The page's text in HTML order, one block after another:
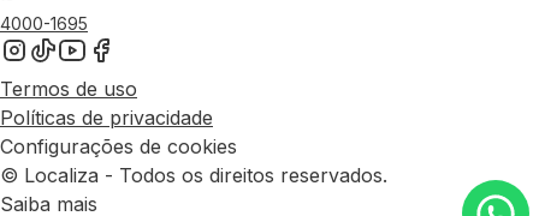
4000-1695
Termos de uso
Políticas de privacidade
Configurações de cookies
© Localiza - Todos os direitos reservados.
Saiba mais